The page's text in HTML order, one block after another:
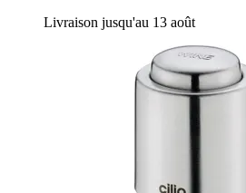
Livraison jusqu'au 13 août